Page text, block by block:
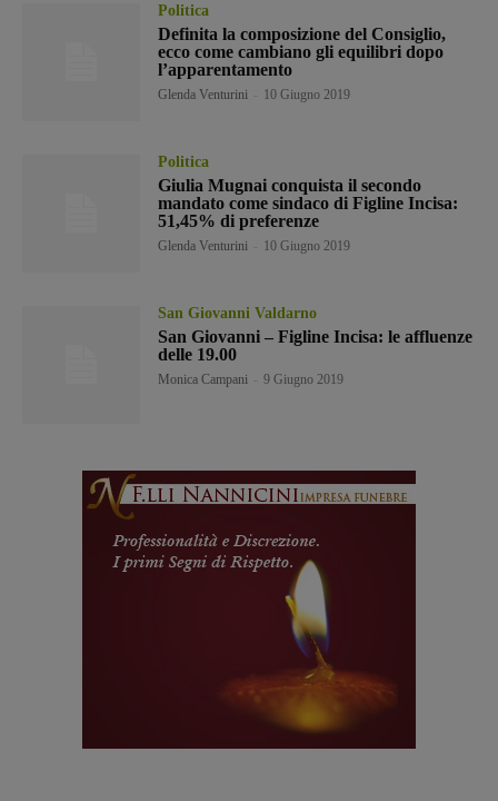
Politica
Definita la composizione del Consiglio,
ecco come cambiano gli equilibri dopo
l’apparentamento
Glenda Venturini 10 Giugno 2019
Politica
Giulia Mugnai conquista il secondo
mandato come sindaco di Figline Incisa:
51,45% di preferenze
Glenda Venturini 10 Giugno 2019
San Giovanni Valdarno
San Giovanni – Figline Incisa: le affluenze
delle 19.00
Monica Campani 9 Giugno 2019